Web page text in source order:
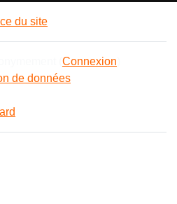
du site
( Connexion
de données